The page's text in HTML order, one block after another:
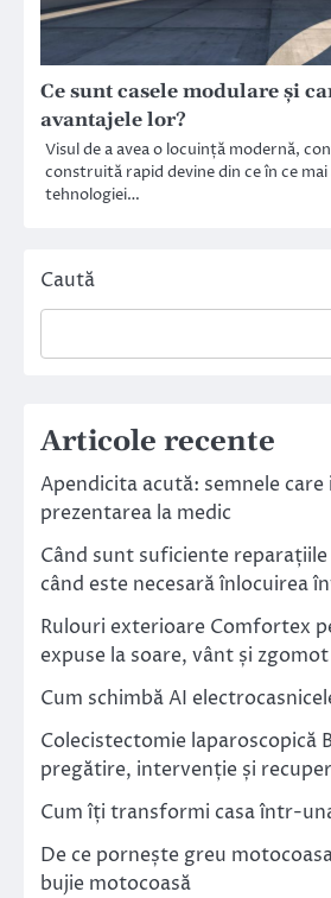
Ce sunt casele modulare și
avantajele lor?
Visul de a avea o locuință modernă,
construită rapid devine din ce în ce
tehnologiei…
Caută
Articole recente
Apendicita acută: semnele care
prezentarea la medic
Când sunt suficiente reparațiile
când este necesară înlocuirea
Rulouri exterioare Comfortex
expuse la soare, vânt și zgomot
Cum schimbă AI
Colecistectomie laparoscopică
pregătire, intervenție și
Cum îți transformi casa într-
De ce pornește greu
bujie motocoasă